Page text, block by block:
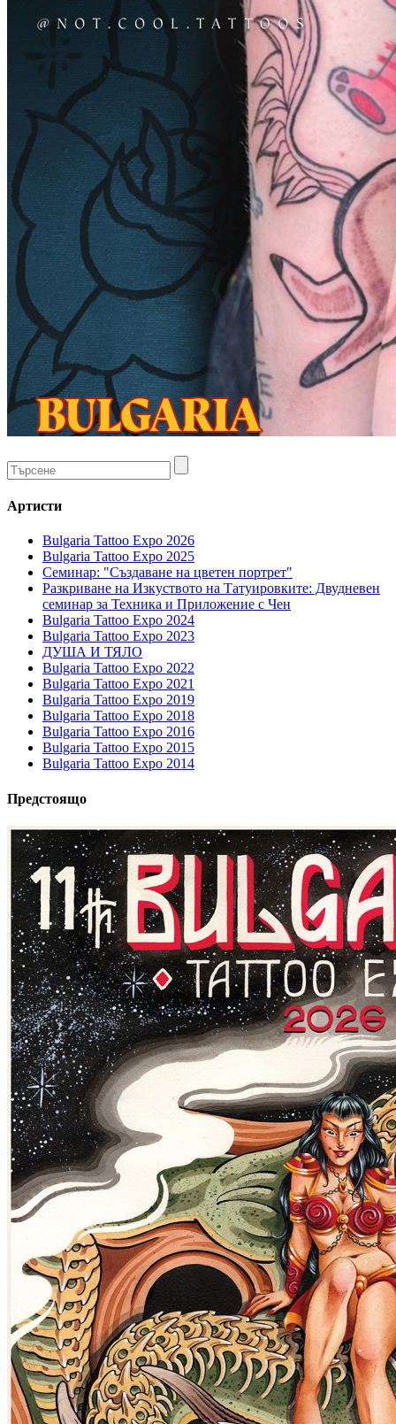
Артисти
Bulgaria Tattoo Expo 2026
Bulgaria Tattoo Expo 2025
Семинар: "Създаване на цветен портрет"
Разкриване на Изкуството на Татуировките: Двудневен
семинар за Техника и Приложение с Чен
Bulgaria Tattoo Expo 2024
Bulgaria Tattoo Expo 2023
ДУША И ТЯЛО
Bulgaria Tattoo Expo 2022
Bulgaria Tattoo Expo 2021
Bulgaria Tattoo Expo 2019
Bulgaria Tattoo Expo 2018
Bulgaria Tattoo Expo 2016
Bulgaria Tattoo Expo 2015
Bulgaria Tattoo Expo 2014
Предстоящо